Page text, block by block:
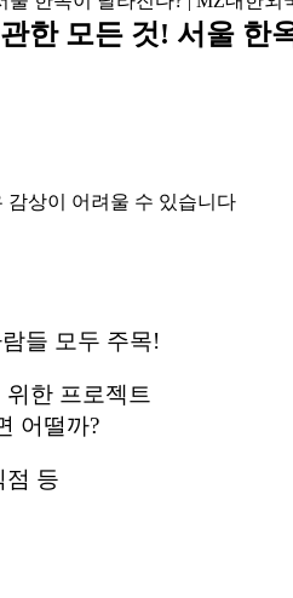
한 모든 것! 서울
상이 어려울 수 있습니다
들 모두 주목!
한 프로젝트
어떨까?
점 등